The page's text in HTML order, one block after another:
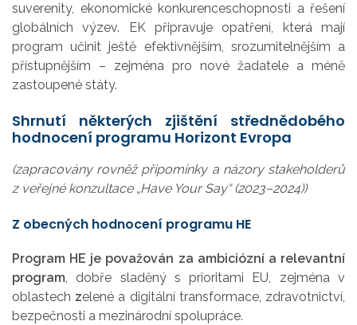
suverenity, ekonomické konkurenceschopnosti a řešení
globálních výzev. EK připravuje opatření, která mají
program učinit ještě efektivnějším, srozumitelnějším a
přístupnějším – zejména pro nové žadatele a méně
zastoupené státy.
Shrnutí některých zjištění střednědobého
hodnocení programu Horizont Evropa
(zapracovány rovněž připomínky a názory stakeholderů
z veřejné konzultace „Have Your Say“ (2023–2024))
Z obecných hodnocení programu HE
Program HE je považován za ambiciózní a relevantní
program, dobře sladěný s prioritami EU, zejména v
oblastech zelené a digitální transformace, zdravotnictví,
bezpečnosti a mezinárodní spolupráce.